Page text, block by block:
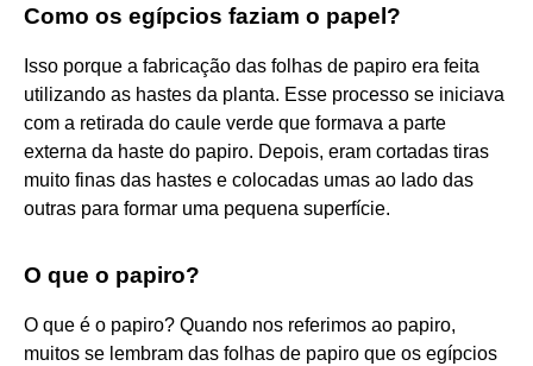
Como os egípcios faziam o papel?
Isso porque a fabricação das folhas de papiro era feita
utilizando as hastes da planta. Esse processo se iniciava
com a retirada do caule verde que formava a parte
externa da haste do papiro. Depois, eram cortadas tiras
muito finas das hastes e colocadas umas ao lado das
outras para formar uma pequena superfície.
O que o papiro?
O que é o papiro? Quando nos referimos ao papiro,
muitos se lembram das folhas de papiro que os egípcios